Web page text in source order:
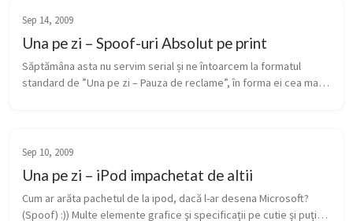
Sep 14, 2009
Una pe zi – Spoof-uri Absolut pe print
Săptămâna asta nu servim serial și ne întoarcem la formatul
standard de ”Una pe zi – Pauza de reclame”, în forma ei cea mai
Sep 10, 2009
Una pe zi – iPod impachetat de altii
Cum ar arăta pachetul de la ipod, dacă l-ar desena Microsoft?
(Spoof) :)) Multe elemente grafice şi specificaţii pe cutie şi puţin